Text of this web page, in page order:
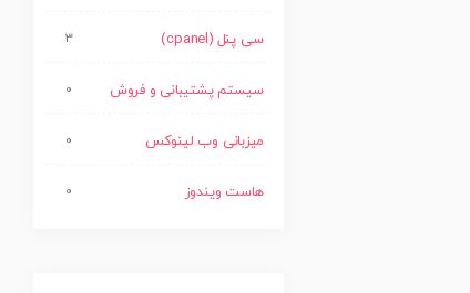
3 سی پنل (cpanel)
0 سیستم پشتیبانی و فروش
0 میزبانی وب لینوکس
0 هاست ویندوز